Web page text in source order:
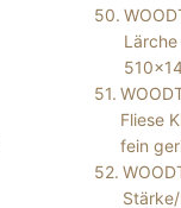
Fliese
fein